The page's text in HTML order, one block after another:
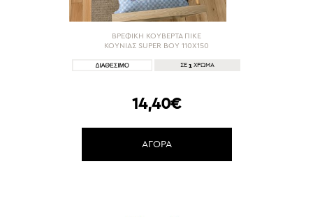
ΒΡΕΦΙΚΗ ΚΟΥΒΕΡΤΑ ΠΙΚΕ
ΚΟΥΝΙΑΣ SUPER BOY 110X150
ΣΕ 1 ΧΡΩΜΑ
14,40€
ΑΓΟΡΑ